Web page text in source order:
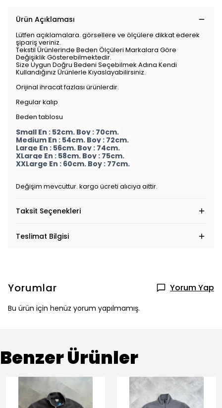
Ürün Açıklaması
Lütfen açıklamalara. görsellere ve ölçülere dikkat ederek
şipariş veriniz.
Tekstil Ürünlerinde Beden Ölçüleri Markalara Göre
Değişiklik Gösterebilmektedir.
Size Uygun Doğru Bedeni Seçebilmek Adına Kendi
Kullandığınız Ürünlerle Kıyaslayabilirsiniz.
Orijinal ihracat fazlası ürünlerdir.
Regular kalıp
Beden tablosu
Small En : 52cm. Boy : 70cm.
Medium En : 54cm. Boy : 72cm.
Large En : 56cm. Boy : 74cm.
XLarge En : 58cm. Boy : 75cm.
XXLarge En : 60cm. Boy : 77cm.
Değişim mevcuttur. kargo ücreti alıcıya aittir.
Taksit Seçenekleri
Teslimat Bilgisi
Yorumlar Yorum Yap
Bu ürün için henüz yorum yapılmamış.
Benzer Ürünler